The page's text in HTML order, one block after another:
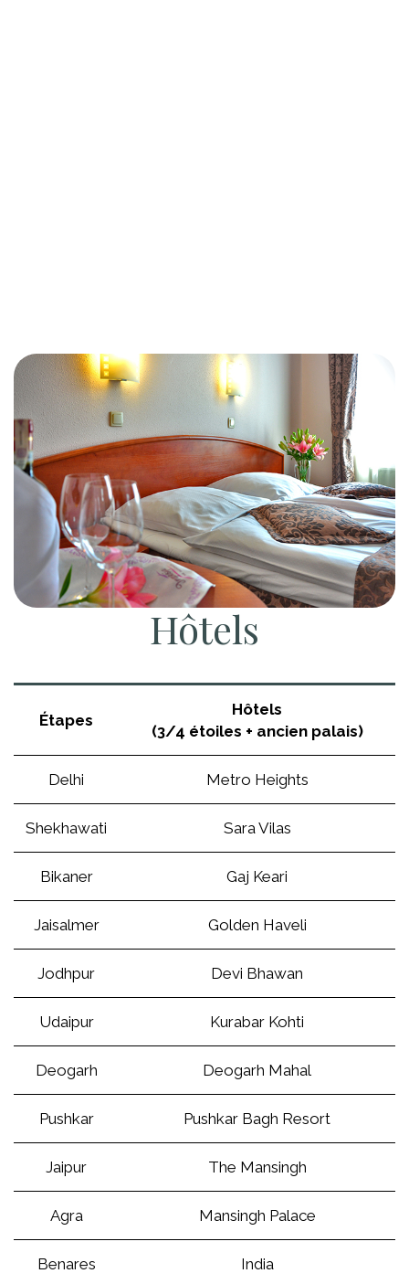
Hôtels
Étapes
Hôtels
(3/4 étoiles + ancien palais)
Delhi Metro Heights
Shekhawati Sara Vilas
Bikaner Gaj Keari
Jaisalmer Golden Haveli
Jodhpur Devi Bhawan
Udaipur Kurabar Kohti
Deogarh Deogarh Mahal
Pushkar Pushkar Bagh Resort
Jaipur The Mansingh
Agra Mansingh Palace
Benares India